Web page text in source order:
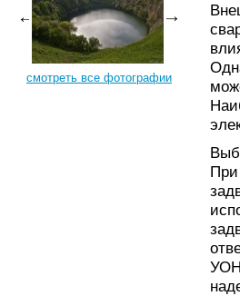
смотреть все фотографии
При